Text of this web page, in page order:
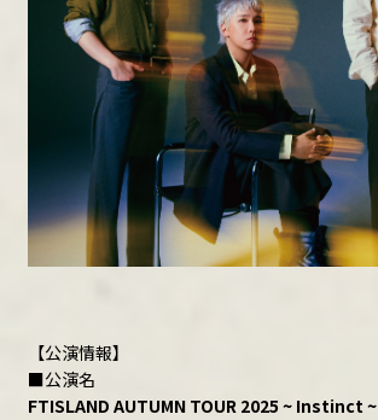
【公演情報】
■公演名
FTISLAND AUTUMN TOUR 2025 ~ Instinct ~